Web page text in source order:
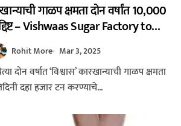
गाळप क्षमता दोन वर्षांत 10,000
– Vishwaas Sugar Factory to
Capacity to 10,000 Tons Per
Day in Two Years
Rohit More Mar 3, 2025
दहा हजार टन करण्याचे...